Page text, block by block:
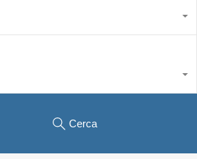
Cerca